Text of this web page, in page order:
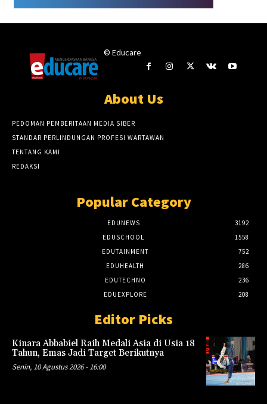
© Educare
About Us
PEDOMAN PEMBERITAAN MEDIA SIBER
STANDAR PERLINDUNGAN PROFESI WARTAWAN
TENTANG KAMI
REDAKSI
Popular Category
EDUNEWS
3192
EDUSCHOOL
1558
EDUTAINMENT
752
EDUHEALTH
286
EDUTECHNO
236
EDUEXPLORE
208
Editor Picks
Kinara Abbabiel Raih Medali Asia di Usia 18
Tahun, Emas Jadi Target Berikutnya
Senin, 10 Agustus 2026 - 16:00